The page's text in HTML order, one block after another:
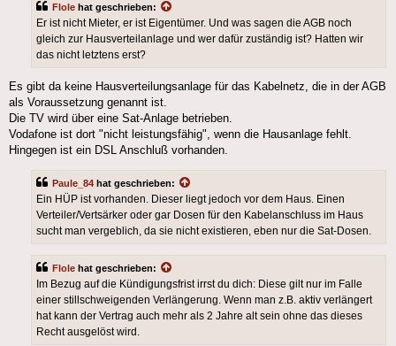
Flole hat geschrieben:
Er ist nicht Mieter, er ist Eigentümer. Und was sagen die AGB noch
gleich zur Hausverteilanlage und wer dafür zuständig ist? Hatten wir
das nicht letztens erst?
Es gibt da keine Hausverteilungsanlage für das Kabelnetz, die in der AGB
als Voraussetzung genannt ist.
Die TV wird über eine Sat-Anlage betrieben.
Vodafone ist dort "nicht leistungsfähig", wenn die Hausanlage fehlt.
Hingegen ist ein DSL Anschluß vorhanden.
Paule_84 hat geschrieben:
Ein HÜP ist vorhanden. Dieser liegt jedoch vor dem Haus. Einen
Verteiler/Vertsärker oder gar Dosen für den Kabelanschluss im Haus
sucht man vergeblich, da sie nicht existieren, eben nur die Sat-Dosen.
Flole hat geschrieben:
Im Bezug auf die Kündigungsfrist irrst du dich: Diese gilt nur im Falle
einer stillschweigenden Verlängerung. Wenn man z.B. aktiv verlängert
hat kann der Vertrag auch mehr als 2 Jahre alt sein ohne das dieses
Recht ausgelöst wird.